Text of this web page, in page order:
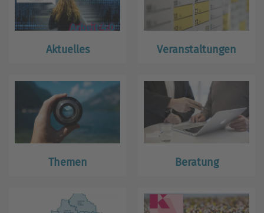
Aktuelles Veranstaltungen
Themen Beratung